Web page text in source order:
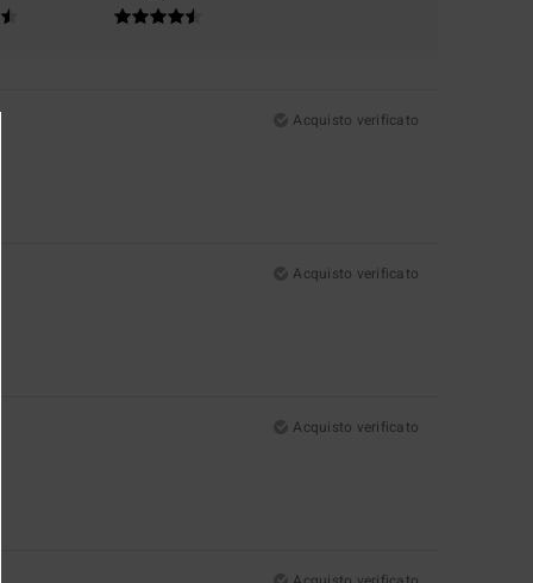
Acquisto verificato
Acquisto verificato
Acquisto verificato